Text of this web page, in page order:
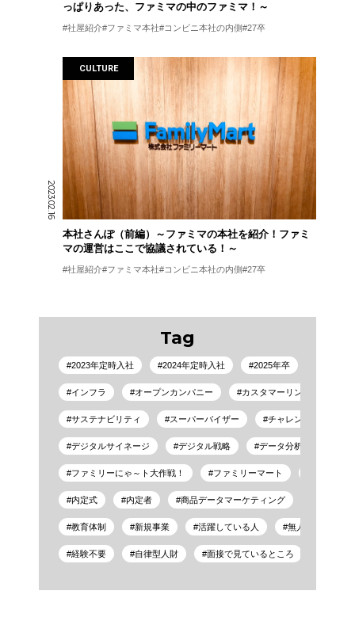
っぱりあった、ファミマの中のファミマ！～
社屋紹介 ファミマ本社 コンビニ本社の内側 27卒
2023.02.16
CULTURE
本社さんぽ（前編）～ファミマの本社を紹介！ファミ
マの運営はここで協議されている！～
社屋紹介 ファミマ本社 コンビニ本社の内側 27卒
Tag
2023年定時入社 2024年定時入社 2025年卒
インフラ オープンカンパニー カスタマーリンクプラット
サステナビリティ スーパーバイザー チャレンジするほう
デジタルサイネージ デジタル戦略 データ分析
ファミリーにゃ～ト大作戦！ ファミリーマート
内定式 内定者 商品データマーケティング
教育体制 新規事業 活躍している人 無人決済店舗
経験不要 自律型人財 面接で見ているところ